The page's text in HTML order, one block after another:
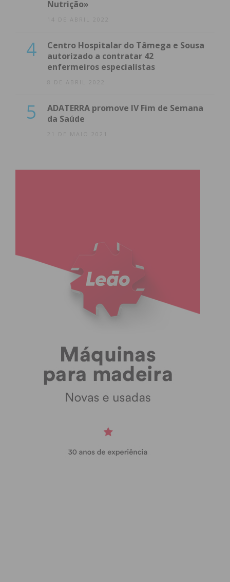
Nutrição»
14 DE ABRIL 2022
4
Centro Hospitalar do Tâmega e Sousa
autorizado a contratar 42
enfermeiros especialistas
8 DE ABRIL 2022
5
ADATERRA promove IV Fim de Semana
da Saúde
21 DE MAIO 2021